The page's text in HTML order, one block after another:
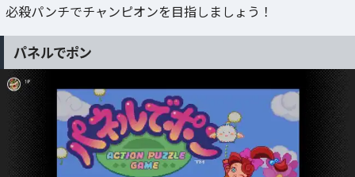
必殺パンチでチャンピオンを目指しましょう！
パネルでポン